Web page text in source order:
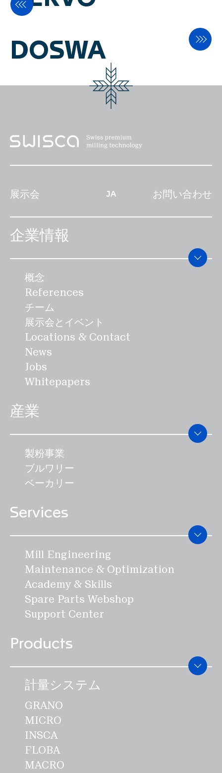
使用され、目標水分量に必要な水
分量を最も均一にすることができ
ます。湿潤水の量の正確な添加を
決定するためには、マスフロー、
温度、密度、水分の測定が必要で
す。自動液体流量コントローラー
600ppm）の注入に適しており、
の摩耗や破損を最小限に抑えなが
ら、最大7％の水添加が可能で
す。この省エネソリューション
は、最小限の装置でマスフロー、
め、スペースが少なくて済みま
す。コンパクトで衛生的なデザイ
ンにより、この省エネコンセプト
は、食品の安全性を向上させ、運
用コストの削減を達成します。
DOSWA
展示会 JA お問い合わせ
企業情報
概念
References
チーム
展示会とイベント
Locations & Contact
News
Jobs
Whitepapers
産業
製粉事業
ブルワリー
ベーカリー
Services
Mill Engineering
Maintenance & Optimization
Academy & Skills
Spare Parts Webshop
Support Center
Products
計量システム
GRANO
MICRO
INSCA
FLOBA
MACRO